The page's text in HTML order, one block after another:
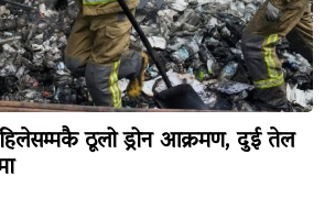
ठूलो ड्रोन आक्रमण, दुई तेल